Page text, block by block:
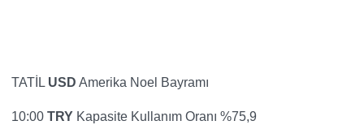
TATİL USD Amerika Noel Bayramı
10:00 TRY Kapasite Kullanım Oranı %75,9